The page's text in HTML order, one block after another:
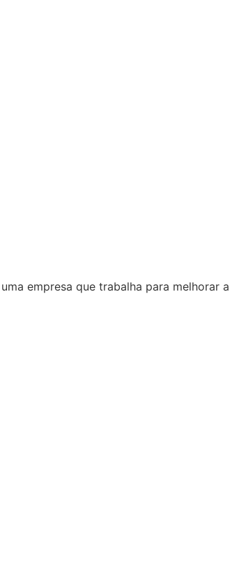
empresa que trabalha para melhorar a